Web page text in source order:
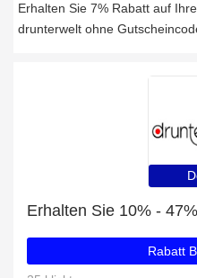
Erhalten Sie 7% Rabatt auf
drunterwelt ohne
Erhalten Sie 10% -
Rabatt